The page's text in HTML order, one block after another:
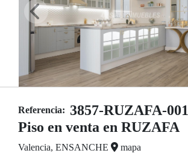
Referencia: 3857-RUZAFA-001
Piso en venta en RUZAFA
Valencia, ENSANCHE mapa